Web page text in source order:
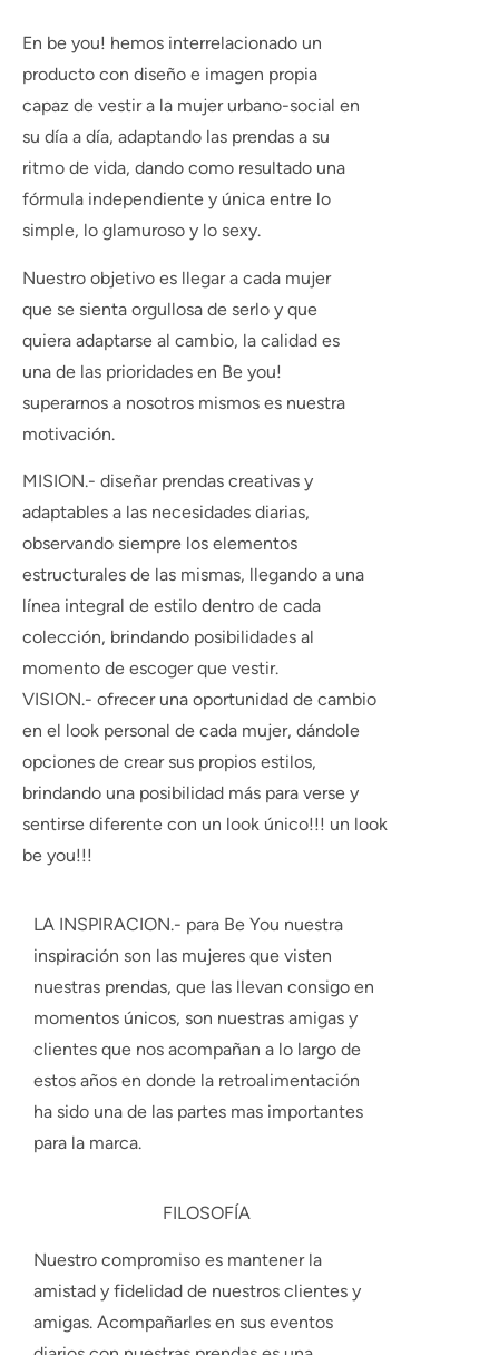
En be you! hemos interrelacionado un
producto con diseño e imagen propia
capaz de vestir a la mujer urbano-social en
su día a día, adaptando las prendas a su
ritmo de vida, dando como resultado una
fórmula independiente y única entre lo
simple, lo glamuroso y lo sexy.
Nuestro objetivo es llegar a cada mujer
que se sienta orgullosa de serlo y que
quiera adaptarse al cambio, la calidad es
una de las prioridades en Be you!
superarnos a nosotros mismos es nuestra
motivación.
MISION.- diseñar prendas creativas y
adaptables a las necesidades diarias,
observando siempre los elementos
estructurales de las mismas, llegando a una
línea integral de estilo dentro de cada
colección, brindando posibilidades al
momento de escoger que vestir.
VISION.- ofrecer una oportunidad de cambio
en el look personal de cada mujer, dándole
opciones de crear sus propios estilos,
brindando una posibilidad más para verse y
sentirse diferente con un look único!!! un look
be you!!!
LA INSPIRACION.- para Be You nuestra
inspiración son las mujeres que visten
nuestras prendas, que las llevan consigo en
momentos únicos, son nuestras amigas y
clientes que nos acompañan a lo largo de
estos años en donde la retroalimentación
ha sido una de las partes mas importantes
para la marca.
FILOSOFÍA
Nuestro compromiso es mantener la
amistad y fidelidad de nuestros clientes y
amigas. Acompañarles en sus eventos